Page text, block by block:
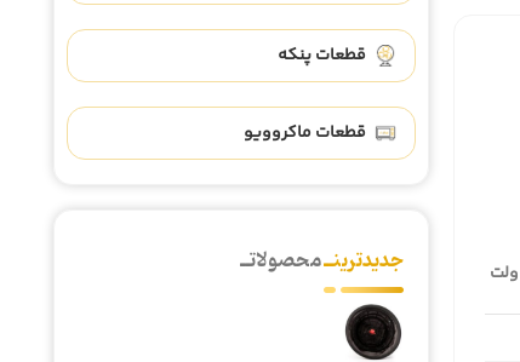
220 ولت
قطعات پنکه
قطعات ماکروویو
جدیدترینــمحصولاتــ